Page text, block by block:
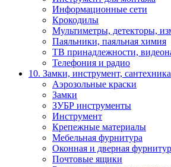
Информационные сети
Крокодилы
Мультиметры, детекторы,
Паяльники, паяльная химия
ТВ принадлежности,
Телефония и радио
10. Замки, инструмент, сантехника
Аэрозольные краски
Замки
ЗУБР инструменты
Инструмент
Крепежные материалы
Мебельная фурнитура
Оконная и дверная
Почтовые ящики